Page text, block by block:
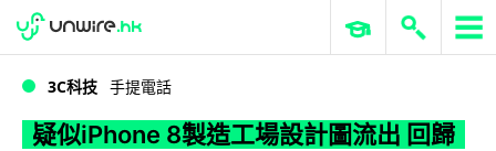
WWDC 2026 ERP 與商業 AI
3C科技 手提電話
疑似iPhone 8製造工場設計圖流出 回歸